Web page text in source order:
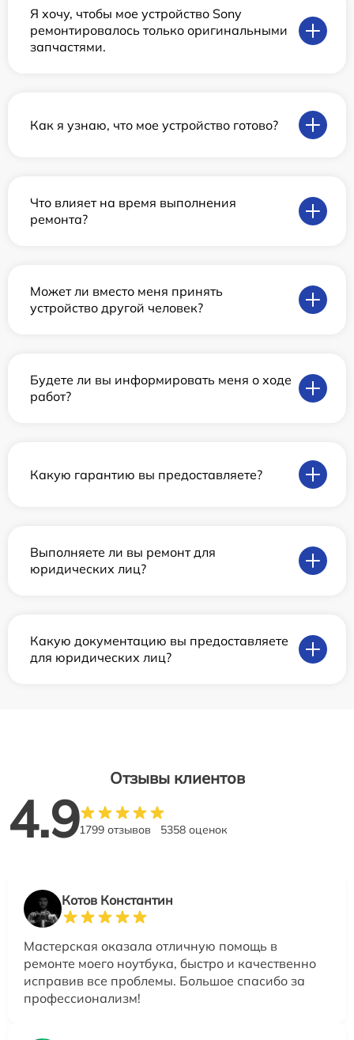
Я хочу, чтобы мое устройство Sony
ремонтировалось только оригинальными
запчастями.
Как я узнаю, что мое устройство готово?
Что влияет на время выполнения
ремонта?
Может ли вместо меня принять
устройство другой человек?
Будете ли вы информировать меня о ходе
работ?
Какую гарантию вы предоставляете?
Выполняете ли вы ремонт для
юридических лиц?
Какую документацию вы предоставляете
для юридических лиц?
Отзывы клиентов
4.91799 отзывов 5358 оценок
Котов Константин
Мастерская оказала отличную помощь в
ремонте моего ноутбука, быстро и качественно
исправив все проблемы. Большое спасибо за
профессионализм!